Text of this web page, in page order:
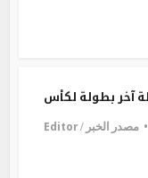
آخر بطولة لكأس
مصدر الخبر /Editor